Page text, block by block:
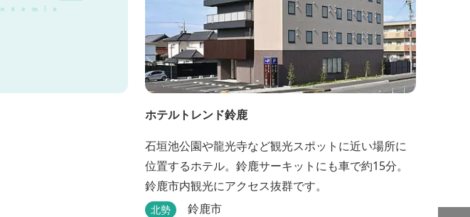
ホテルトレンド鈴鹿
石垣池公園や龍光寺など観光スポットに近い場所に
位置するホテル。鈴鹿サーキットにも車で約15分。
鈴鹿市内観光にアクセス抜群です。
北勢 鈴鹿市